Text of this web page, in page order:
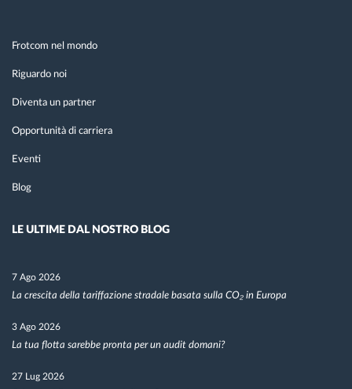
Frotcom nel mondo
Riguardo noi
Diventa un partner
Opportunità di carriera
Eventi
Blog
LE ULTIME DAL NOSTRO BLOG
7 Ago 2026
La crescita della tariffazione stradale basata sulla CO₂ in Europa
3 Ago 2026
La tua flotta sarebbe pronta per un audit domani?
27 Lug 2026